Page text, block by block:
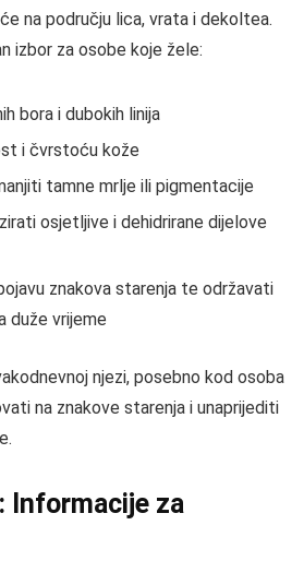
na području lica, vrata i dekoltea.
izbor za osobe koje žele:
bora i dubokih linija
i čvrstoću kože
tamne mrlje ili pigmentacije
osjetljive i dehidrirane dijelove
znakova starenja te održavati
duže vrijeme
njezi, posebno kod osoba
na znakove starenja i unaprijediti
Informacije za